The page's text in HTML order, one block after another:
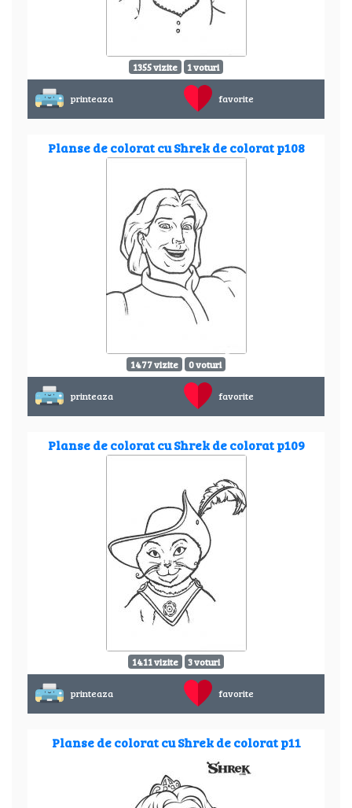
1355 vizite 1 voturi
printeaza favorite
Planse de colorat cu Shrek de colorat p108
1477 vizite 0 voturi
printeaza favorite
Planse de colorat cu Shrek de colorat p109
1411 vizite 3 voturi
printeaza favorite
Planse de colorat cu Shrek de colorat p11